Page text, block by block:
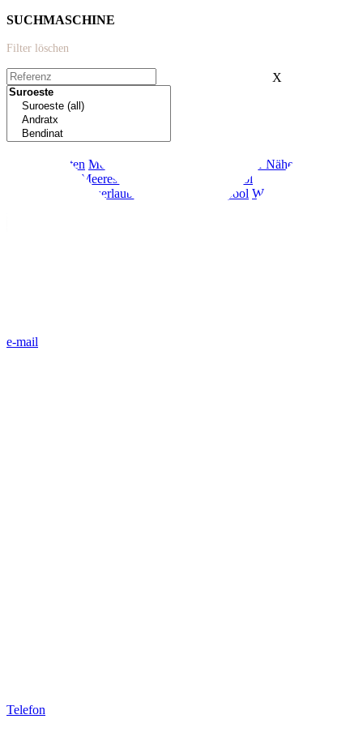
SUCHMASCHINE
Filter löschen
Garten Modern
In der Nähe von
Erste Meeresreihe
Privater Pool
Ferienvermietungserlaubnis
Gemeinschaftspool Weniger als 20
X
e-mail
Telefon